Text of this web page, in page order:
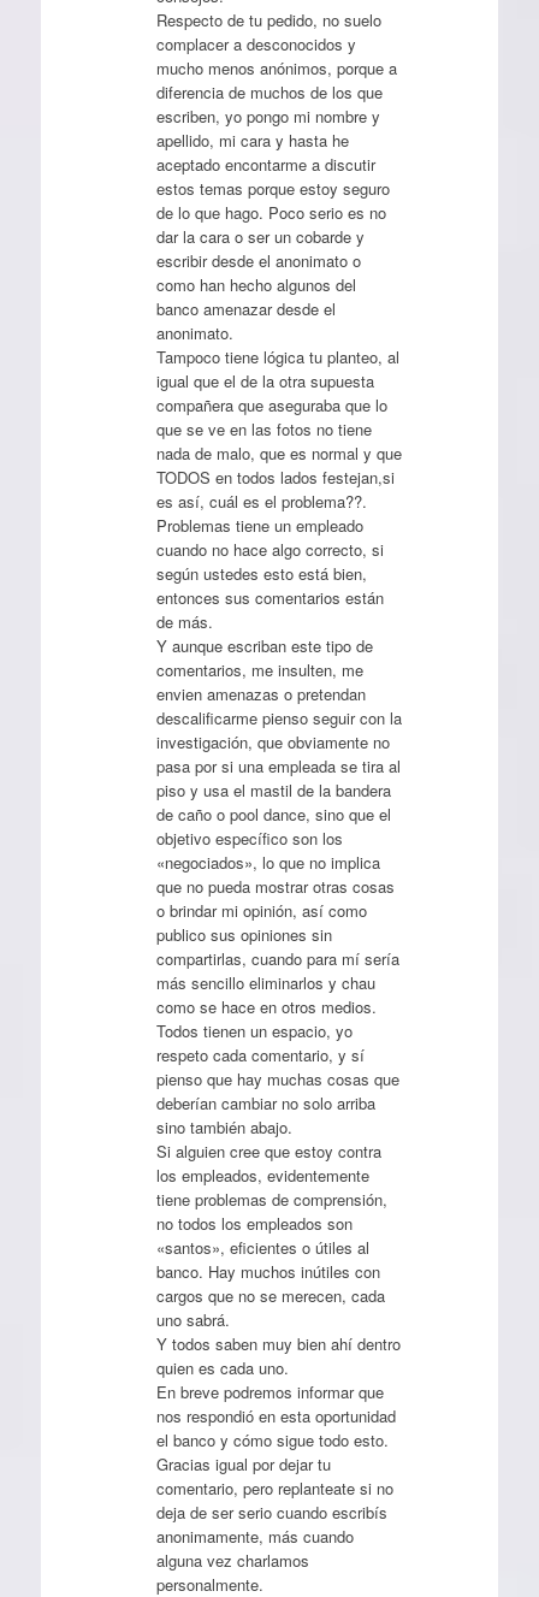
Respecto de tu pedido, no suelo
complacer a desconocidos y
mucho menos anónimos, porque a
diferencia de muchos de los que
escriben, yo pongo mi nombre y
apellido, mi cara y hasta he
aceptado encontarme a discutir
estos temas porque estoy seguro
de lo que hago. Poco serio es no
dar la cara o ser un cobarde y
escribir desde el anonimato o
como han hecho algunos del
banco amenazar desde el
anonimato.
Tampoco tiene lógica tu planteo, al
igual que el de la otra supuesta
compañera que aseguraba que lo
que se ve en las fotos no tiene
nada de malo, que es normal y que
TODOS en todos lados festejan,si
es así, cuál es el problema??.
Problemas tiene un empleado
cuando no hace algo correcto, si
según ustedes esto está bien,
entonces sus comentarios están
de más.
Y aunque escriban este tipo de
comentarios, me insulten, me
envien amenazas o pretendan
descalificarme pienso seguir con la
investigación, que obviamente no
pasa por si una empleada se tira al
piso y usa el mastil de la bandera
de caño o pool dance, sino que el
objetivo específico son los
«negociados», lo que no implica
que no pueda mostrar otras cosas
o brindar mi opinión, así como
publico sus opiniones sin
compartirlas, cuando para mí sería
más sencillo eliminarlos y chau
como se hace en otros medios.
Todos tienen un espacio, yo
respeto cada comentario, y sí
pienso que hay muchas cosas que
deberían cambiar no solo arriba
sino también abajo.
Si alguien cree que estoy contra
los empleados, evidentemente
tiene problemas de comprensión,
no todos los empleados son
«santos», eficientes o útiles al
banco. Hay muchos inútiles con
cargos que no se merecen, cada
uno sabrá.
Y todos saben muy bien ahí dentro
quien es cada uno.
En breve podremos informar que
nos respondió en esta oportunidad
el banco y cómo sigue todo esto.
Gracias igual por dejar tu
comentario, pero replanteate si no
deja de ser serio cuando escribís
anonimamente, más cuando
alguna vez charlamos
personalmente.